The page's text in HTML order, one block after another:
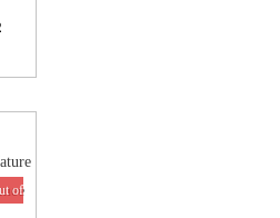
44.90.
of